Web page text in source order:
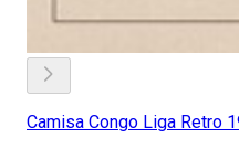
Camisa Congo Liga Retro